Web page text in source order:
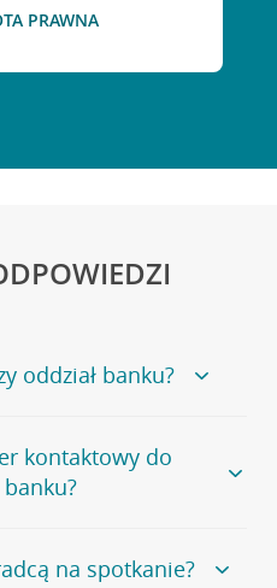
PRAWNA
oddział banku?
banku, zapraszamy na
na której znajduje się
kontaktowy do
ogólnego numeru
na spotkanie?